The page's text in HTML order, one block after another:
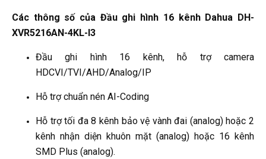
Các thông số của Đầu ghi hình 16 kênh Dahua DH-
XVR5216AN-4KL-I3
Đầu ghi hình 16 kênh, hỗ trợ camera
HDCVI/TVI/AHD/Analog/IP
Hỗ trợ chuẩn nén AI-Coding
Hỗ trợ tối đa 8 kênh bảo vệ vành đai (analog) hoặc 2
kênh nhận diện khuôn mặt (analog) hoặc 16 kênh
SMD Plus (analog).